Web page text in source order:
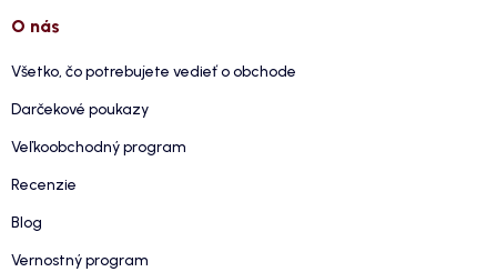
O nás
Všetko, čo potrebujete vedieť o obchode
Darčekové poukazy
Veľkoobchodný program
Recenzie
Blog
Vernostný program